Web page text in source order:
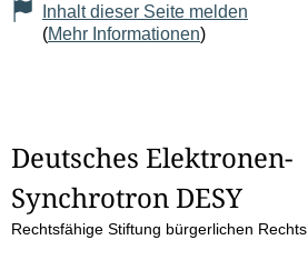
Inhalt dieser Seite melden
(Mehr Informationen)
S
e
Deutsches Elektronen-
Synchrotron DESY
Rechtsfähige Stiftung bürgerlichen Rechts